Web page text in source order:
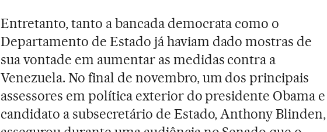
Entretanto, tanto a bancada democrata como o
Departamento de Estado já haviam dado mostras de
sua vontade em aumentar as medidas contra a
Venezuela. No final de novembro, um dos principais
assessores em política exterior do presidente Obama e
candidato a subsecretário de Estado, Anthony Blinden,